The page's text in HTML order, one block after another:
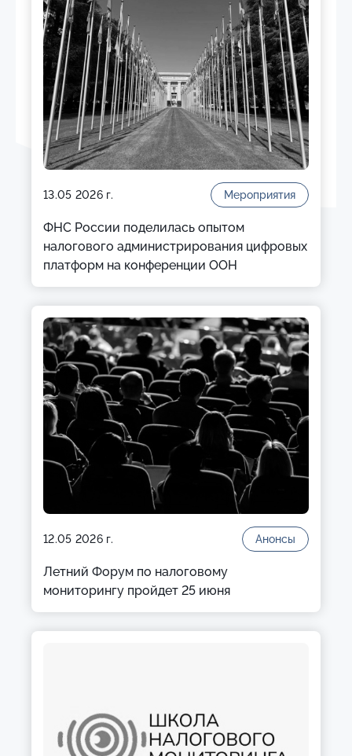
13.05 2026 г. Мероприятия
ФНС России поделилась опытом
налогового администрирования цифровых
платформ на конференции ООН
12.05 2026 г. Анонсы
Летний Форум по налоговому
мониторингу пройдет 25 июня